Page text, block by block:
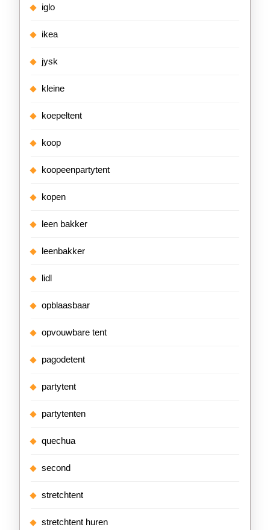
iglo
ikea
jysk
kleine
koepeltent
koop
koopeenpartytent
kopen
leen bakker
leenbakker
lidl
opblaasbaar
opvouwbare tent
pagodetent
partytent
partytenten
quechua
second
stretchtent
stretchtent huren